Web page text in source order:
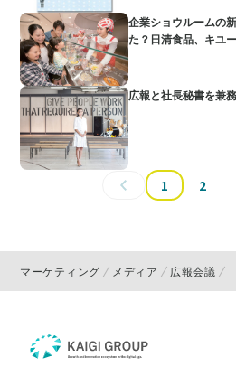
企業ショウルームの
た？日清食品、キユ
広報と社長秘書を兼
1 2
マーケティング メディア 広報会議